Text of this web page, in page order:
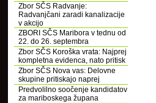
Zbor SČS Radvanje:
Radvanjčani zaradi kanalizacije
v akcijo
ZBORI SČS Maribora v tednu od
22. do 26. septembra
Zbor SČS Koroška vrata: Najprej
kompletna evidenca, nato pritisk
Zbor SČS Nova vas: Delovne
skupine pritiskajo naprej
Predvolilno soočenje kandidatov
za mariboskega župana